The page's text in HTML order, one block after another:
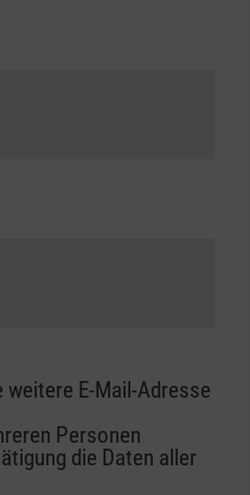
E-Mail-Adresse
Personen
die Daten aller